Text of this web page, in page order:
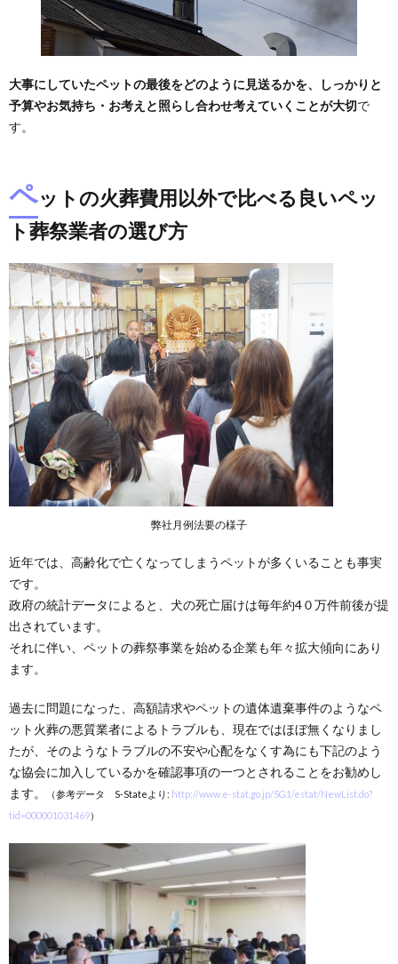
大事にしていたペットの最後をどのように見送るかを、しっかりと
予算やお気持ち・お考えと照らし合わせ考えていくことが大切で
す。
ペットの火葬費用以外で比べる良いペッ
ト葬祭業者の選び方
弊社月例法要の様子
近年では、高齢化で亡くなってしまうペットが多くいることも事実
です。
政府の統計データによると、犬の死亡届けは毎年約4０万件前後が提
出されています。
それに伴い、ペットの葬祭事業を始める企業も年々拡大傾向にあり
ます。
過去に問題になった、高額請求やペットの遺体遺棄事件のようなペ
ット火葬の悪質業者によるトラブルも、現在ではほぼ無くなりまし
たが、そのようなトラブルの不安や心配をなくす為にも下記のよう
な協会に加入しているかを確認事項の一つとされることをお勧めし
ます。
（参考データ S-Stateより: http://www.e-stat.go.jp/SG1/estat/NewList.do?
tid=000001031469）